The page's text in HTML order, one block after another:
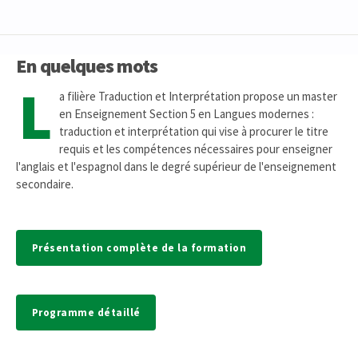
En quelques mots
L a filière Traduction et Interprétation propose un master
en Enseignement Section 5 en Langues modernes :
traduction et interprétation qui vise à procurer le titre
requis et les compétences nécessaires pour enseigner
l'anglais et l'espagnol dans le degré supérieur de l'enseignement
secondaire.
Présentation complète de la formation
Programme détaillé